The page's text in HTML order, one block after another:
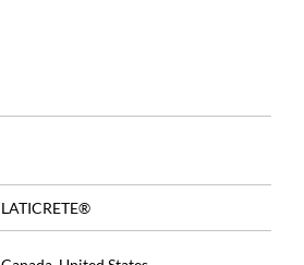
LATICRETE®